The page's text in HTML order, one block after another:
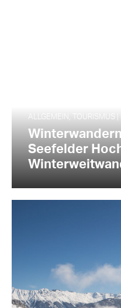
ALLGEMEIN, TOURISMUS
Seefelder